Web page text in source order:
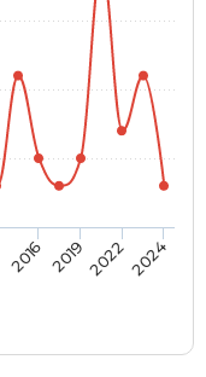
2016 201920222024